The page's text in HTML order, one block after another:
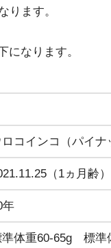
ります。
になります。
ロコインコ（パイナ
（1ヵ月齢）
年
準体重60-65g 標準